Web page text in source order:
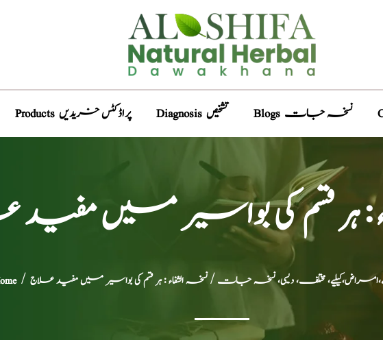
Products پراڈکٹس خریدیں Diagnosis تشخیص Blogs نسخہ جات
: ہر قسم کی بواسیر میں
/ مختلف، دیسی، نسخہ جات / نسخہ الشفاء : ہر قسم کی بواسیر میں مفید علاج